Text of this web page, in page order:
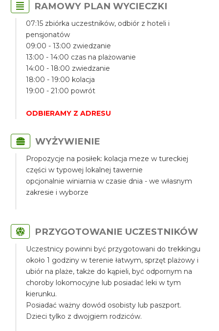
RAMOWY PLAN WYCIECZKI
07:15 zbiórka uczestników, odbiór z hoteli i
pensjonatów
09:00 - 13:00 zwiedzanie
13:00 - 14:00 czas na plażowanie
14:00 - 18:00 zwiedzanie
18:00 - 19:00 kolacja
19:00 - 21:00 powrót
ODBIERAMY Z ADRESU
WYŻYWIENIE
Propozycje na posiłek: kolacja meze w tureckiej
części w typowej lokalnej tawernie
opcjonalnie winiarnia w czasie dnia - we własnym
zakresie i wyborze
PRZYGOTOWANIE UCZESTNIKÓW
Uczestnicy powinni być przygotowani do trekkingu
około 1 godziny w terenie łatwym, sprzęt plażowy i
ubiór na plaże, także do kąpieli, być odpornym na
choroby lokomocyjne lub posiadać leki w tym
kierunku.
Posiadać ważny dowód osobisty lub paszport.
Dzieci tylko z dwojgiem rodziców.